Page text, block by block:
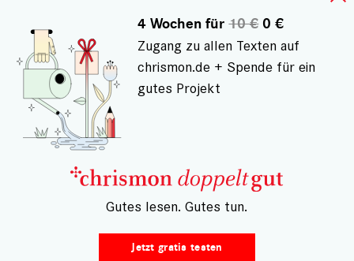
GESCHICHTEN AUS BETHEL
Komm, ich helf dir!
Luckas hat viel Energie, Max ist ruhig
und verträumt. An der Betheler
Topehlen-Förderschule lernen die
Freunde nicht nur Mathe und
Deutsch, sondern auch, einander zu
unterstützen
4 Wochen für10 €0 €
Zugang zu allen Texten auf
chrismon.de + Spende für ein
gutes Projekt
– Gutes lesen. Gutes tun.
Jetzt gratis testen